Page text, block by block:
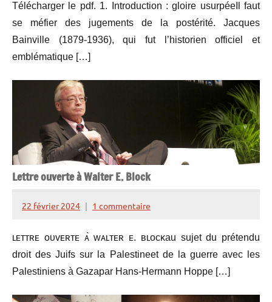
Lesquen
Télécharger le pdf. 1. Introduction : gloire usurpéeIl faut
se méfier des jugements de la postérité. Jacques
Bainville (1879-1936), qui fut l’historien officiel et
emblématique […]
Lettre ouverte à Walter E. Block
22 février 2024
Henry
Lesquen
1 commentaire
ʟᴇᴛᴛʀᴇ ᴏᴜᴠᴇʀᴛᴇ ᴀ̀ ᴡᴀʟᴛᴇʀ ᴇ. ʙʟᴏᴄᴋau sujet du prétendu
droit des Juifs sur la Palestineet de la guerre avec les
Palestiniens à Gazapar Hans-Hermann Hoppe […]